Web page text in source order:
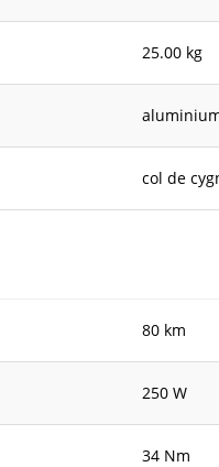
25.00 kg
col de
80 km
250 W
34 Nm